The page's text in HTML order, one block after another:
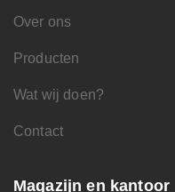
Over ons
Producten
Wat wij doen?
Contact
Magazijn en kantoor